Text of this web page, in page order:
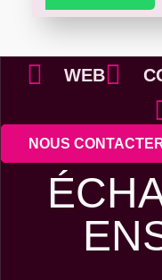
WEB
NOUS